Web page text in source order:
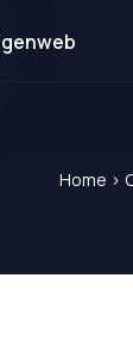
Home >